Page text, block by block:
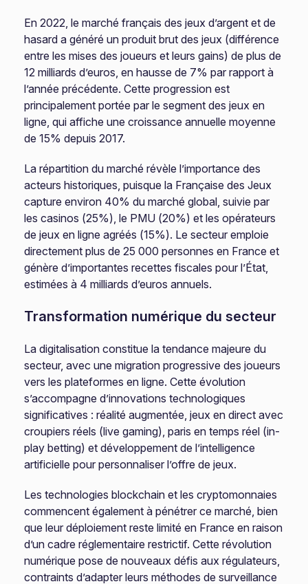
En 2022, le marché français des jeux d’argent et de
hasard a généré un produit brut des jeux (différence
entre les mises des joueurs et leurs gains) de plus de
12 milliards d’euros, en hausse de 7% par rapport à
l’année précédente. Cette progression est
principalement portée par le segment des jeux en
ligne, qui affiche une croissance annuelle moyenne
de 15% depuis 2017.
La répartition du marché révèle l’importance des
acteurs historiques, puisque la Française des Jeux
capture environ 40% du marché global, suivie par
les casinos (25%), le PMU (20%) et les opérateurs
de jeux en ligne agréés (15%). Le secteur emploie
directement plus de 25 000 personnes en France et
génère d’importantes recettes fiscales pour l’État,
estimées à 4 milliards d’euros annuels.
Transformation numérique du secteur
La digitalisation constitue la tendance majeure du
secteur, avec une migration progressive des joueurs
vers les plateformes en ligne. Cette évolution
s’accompagne d’innovations technologiques
significatives : réalité augmentée, jeux en direct avec
croupiers réels (live gaming), paris en temps réel (in-
play betting) et développement de l’intelligence
artificielle pour personnaliser l’offre de jeux.
Les technologies blockchain et les cryptomonnaies
commencent également à pénétrer ce marché, bien
que leur déploiement reste limité en France en raison
d’un cadre réglementaire restrictif. Cette révolution
numérique pose de nouveaux défis aux régulateurs,
contraints d’adapter leurs méthodes de surveillance